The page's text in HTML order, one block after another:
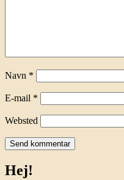
Navn *
E-mail *
Websted
Hej!